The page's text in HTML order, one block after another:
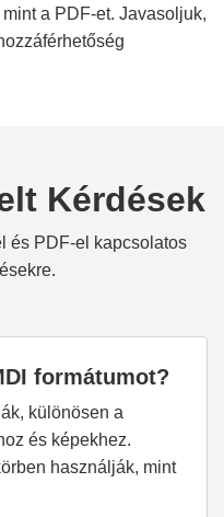
a PDF-et. Javasoljuk,
Kérdések
és PDF-el kapcsolatos
formátumot?
különösen a
és képekhez.
használják, mint